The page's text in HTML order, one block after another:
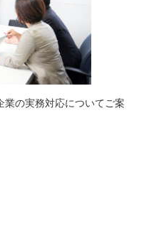
業の実務対応についてご案